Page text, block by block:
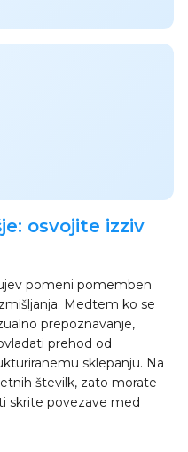
osvojite izziv
pomeni pomemben
Medtem ko se
prepoznavanje,
prehod od
sklepanju. Na
številk, zato morate
skrite povezave med